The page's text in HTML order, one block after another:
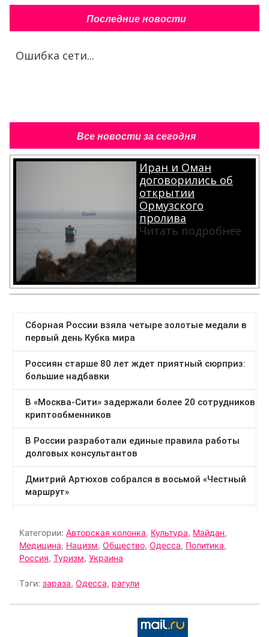
Последние новости
Ошибка сети...
Все новости за сегодня
Иран и Оман
договорились об
открытии
Ормузского
пролива
Читать подробнее
Категории: Авторская колонка, Культура, Майдан,
Медицина, Нацизм, Общество, Одесса, Политика,
Россия, Туризм, Украина
Тэги: зараза, Одесса, рагули